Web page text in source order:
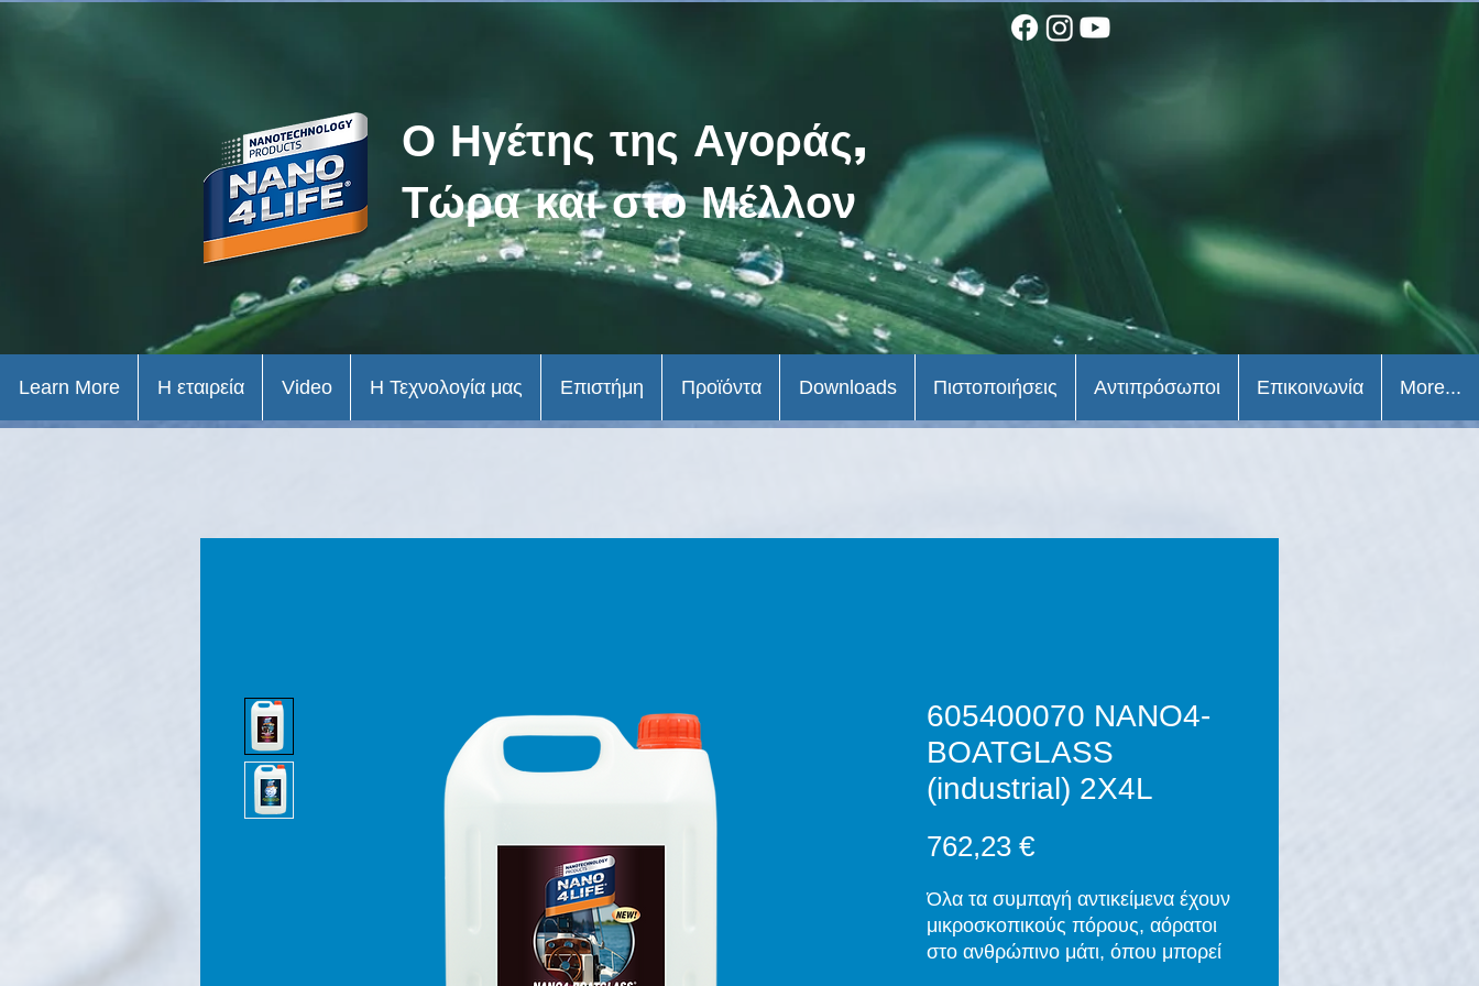
Ο Ηγέτης της Αγοράς,
Τώρα και στο Μέλλον
605400070 NANO4-
BOATGLASS
(industrial) 2X4L
762,23 €Τιμή
Όλα τα συμπαγή αντικείμενα έχουν
μικροσκοπικούς πόρους, αόρατοι
στο ανθρώπινο μάτι, όπου μπορεί
Learn More Η εταιρεία Video Η Τεχνολογία μας Επιστήμη Προϊόντα Downloads Πιστοποιήσεις Αντιπρόσωποι Επικοινωνία More...